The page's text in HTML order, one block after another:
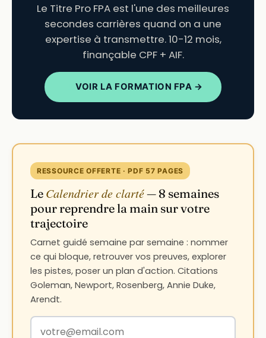
Le Titre Pro FPA est l'une des meilleures
secondes carrières quand on a une
expertise à transmettre. 10-12 mois,
finançable CPF + AIF.
VOIR LA FORMATION FPA →
RESSOURCE OFFERTE · PDF 57 PAGES
Le Calendrier de clarté— 8 semaines
pour reprendre la main sur votre
trajectoire
Carnet guidé semaine par semaine : nommer
ce qui bloque, retrouver vos preuves, explorer
les pistes, poser un plan d'action. Citations
Goleman, Newport, Rosenberg, Annie Duke,
Arendt.
Votre adresse email